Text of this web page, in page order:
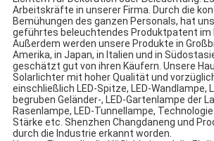
Arbeitskräfte in unserer Firma. Durch die
Bemühungen des ganzen Personals, hat
geführtes beleuchtendes Produktpatent im
Außerdem werden unsere Produkte in
Amerika, in Japan, in Italien und in
geschätzt gut von ihren Käufern. Unsere
Solarlichter mit hoher Qualität und
einschließlich LED-Spitze, LED-Wandlampe,
begruben Geländer-, LED-Gartenlampe der
Rasenlampe, LED-Tunnellampe,
Stärke etc. Shenzhen Changdaneng und
durch die Industrie erkannt worden.